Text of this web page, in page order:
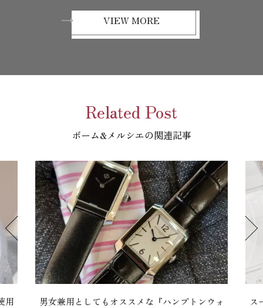
VIEW MORE
Related Post
ボーム&メルシエの関連記事
用
男女兼用としてもオススメな『ハンプトンウォ
ス